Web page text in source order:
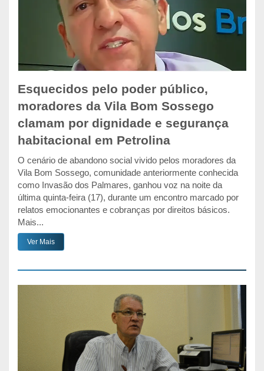
Esquecidos pelo poder público,
moradores da Vila Bom Sossego
clamam por dignidade e segurança
habitacional em Petrolina
O cenário de abandono social vivido pelos moradores da
Vila Bom Sossego, comunidade anteriormente conhecida
como Invasão dos Palmares, ganhou voz na noite da
última quinta-feira (17), durante um encontro marcado por
relatos emocionantes e cobranças por direitos básicos.
Mais...
Ver Mais